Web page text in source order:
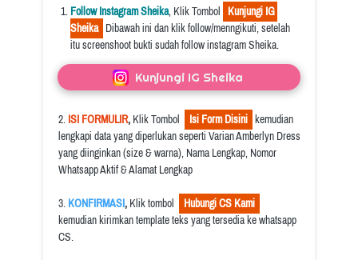
Follow Instagram Sheika, Klik Tombol
  Kunjungi IG
Sheika Dibawah ini dan klik follow/menngikuti, setelah
itu screenshoot bukti sudah follow instagram Sheika.
` Kunjungi IG Sheika
2. ISI FORMULIR, Klik Tombol
  Isi Form Disini
kemudian
lengkapi data yang diperlukan seperti Varian Amberlyn Dress
yang diinginkan (size & warna), Nama Lengkap, Nomor
Whatsapp Aktif & Alamat Lengkap
3. KONFIRMASI, Klik tombol
kemudian kirimkan template teks yang tersedia ke whatsapp
CS.